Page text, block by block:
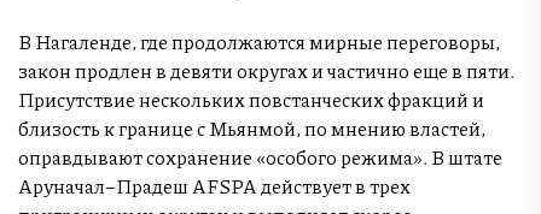
В Нагаленде, где продолжаются мирные переговоры,
закон продлен в девяти округах и частично еще в пяти.
Присутствие нескольких повстанческих фракций и
близость к границе с Мьянмой, по мнению властей,
оправдывают сохранение «особого режима». В штате
Аруначал–Прадеш AFSPA действует в трех